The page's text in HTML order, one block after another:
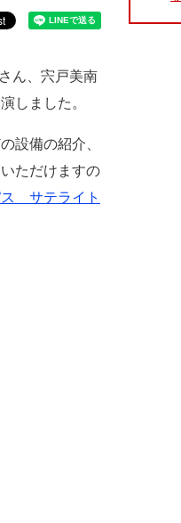
ん、宍戸美南
しました。
設備の紹介、
ただけますの
サテライト